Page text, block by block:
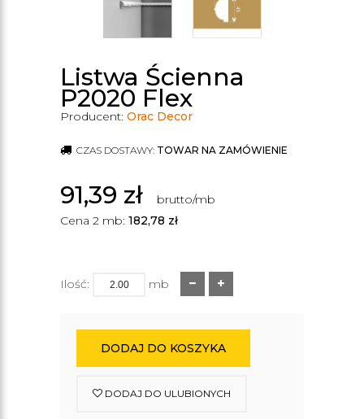
Listwa Ścienna
P2020 Flex
Producent: Orac Decor
CZAS DOSTAWY: TOWAR NA ZAMÓWIENIE
91,39 zł
brutto/mb
Cena 2 mb: 182,78 zł
Ilość: mb
DODAJ DO KOSZYKA
DODAJ DO ULUBIONYCH